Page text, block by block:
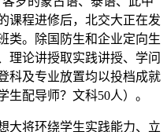
课程进修后，北交大正在发
类。除国防生和企业定向生
理论讲授取实践讲授、学问
科及专业放置均以投档成就
配导师？文科50人）。
将环绕学生实践能力、立